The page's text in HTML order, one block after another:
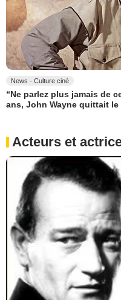
News - Culture ciné
“Ne parlez plus jamais de
ans, John Wayne quittait
Acteurs et